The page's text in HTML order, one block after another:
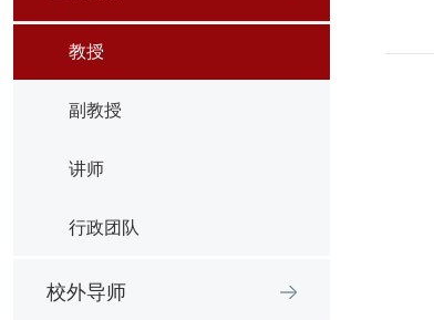
教授
副教授
讲师
行政团队
校外导师